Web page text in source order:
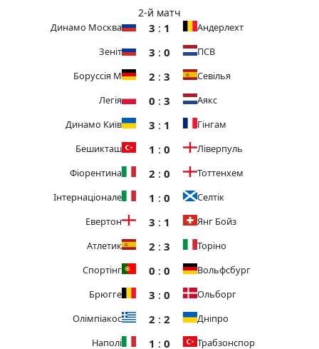
2-й матч
Динамо Москва 3 : 1
Андерлехт
Зеніт
3 : 0
ПСВ
Боруссія М
2 : 3
Севілья
Легія
0 : 3
Аякс
Динамо Київ
3 : 1
Гінгам
Бешикташ
1 : 0
Ліверпуль
Фіорентина
2 : 0
Тоттенхем
Інтернаціонале
1 : 0
Селтік
Евертон
3 : 1
Янг Бойз
Атлетик
2 : 3
Торіно
Спортінг
0 : 0
Вольфсбург
Брюгге
3 : 0
Ольборг
Олімпіакос
2 : 2
Дніпро
Наполі
1 : 0 Трабзонспор